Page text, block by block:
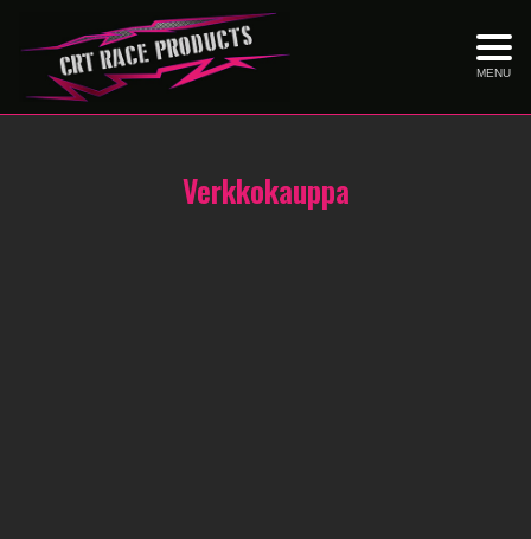
MENU
Verkkokauppa